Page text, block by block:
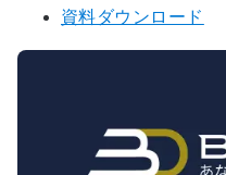
資料ダウンロード